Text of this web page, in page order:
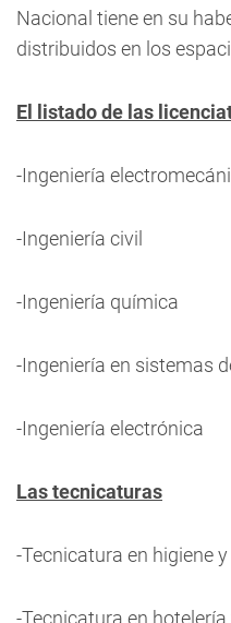
Nacional tiene en su
distribuidos en los
El listado de las
-Ingeniería
-Ingeniería civil
-Ingeniería química
-Ingeniería en sistemas
-Ingeniería electrónica
Las tecnicaturas
-Tecnicatura en higiene
-Tecnicatura en